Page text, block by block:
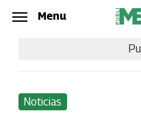
Skip
content
Menu
Noticias
Menu